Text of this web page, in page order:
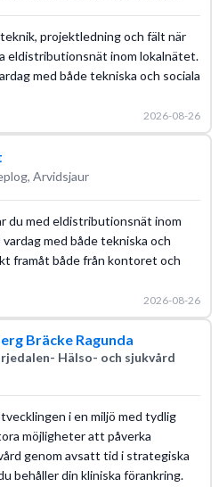
projektledning och fält när
eldistributionsnät inom lokalnätet.
med både tekniska och sociala
2026-08-26
Arvidsjaur
du med eldistributionsnät inom
med både tekniska och
framåt både från kontoret och
2026-08-26
Bräcke Ragunda
Hälso- och sjukvård
i en miljö med tydlig
möjligheter att påverka
genom avsatt tid i strategiska
behåller din kliniska förankring.